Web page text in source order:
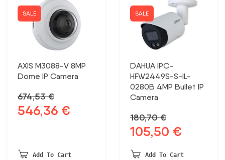
SALE
AXIS M3088-V 8MP
Dome IP Camera
674,53€
Original
546,36 €
Add To Cart
SALE
DAHUA IPC-
HFW2449S-S-IL-
0280B 4MP Bullet IP
Camera
180,70€
Original
price
was:
105,50 €
is:
Add To Cart